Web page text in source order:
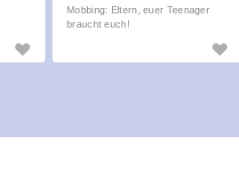
Mobbing: Eltern, euer Teenager
braucht euch!